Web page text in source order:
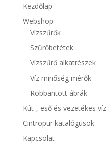
Kezdőlap
Webshop
Vízszűrők
Szűrőbetétek
Vízszűrő alkatrészek
Víz minőség mérők
Robbantott ábrák
Kút-, eső és vezetékes víz
Cintropur katalógusok
Kapcsolat